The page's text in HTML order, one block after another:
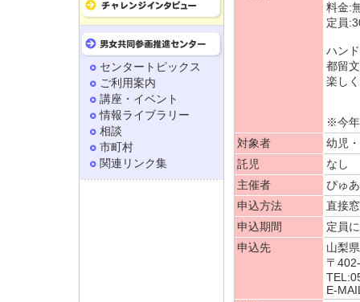
料金:
定員
ハン
都留
楽し
※今年
対象者
幼児
託児
なし
主催者
ぴゅ
申込方法
直接
申込期間
定員
申込先
山梨
〒
E-
センタートピックス
ご利用案内
講座・イベント
情報ライブラリー
相談
市町村
関連リンク集